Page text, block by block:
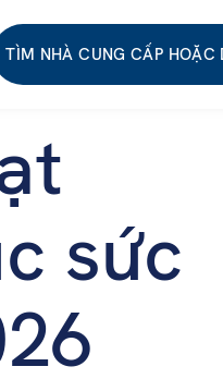
TÌM NHÀ CUNG CẤP HOẶC
sức